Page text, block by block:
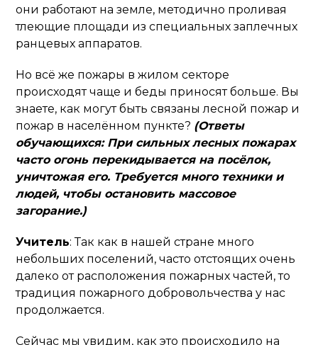
они работают на земле, методично проливая
тлеющие площади из специальных заплечных
ранцевых аппаратов.
Но всё же пожары в жилом секторе
происходят чаще и беды приносят больше. Вы
знаете, как могут быть связаны лесной пожар и
пожар в населённом пункте? (Ответы
обучающихся: При сильных лесных пожарах
часто огонь перекидывается на посёлок,
уничтожая его. Требуется много техники и
людей, чтобы остановить массовое
загорание.)
Учитель: Так как в нашей стране много
небольших поселений, часто отстоящих очень
далеко от расположения пожарных частей, то
традиция пожарного добровольчества у нас
продолжается.
Сейчас мы увидим, как это происходило на